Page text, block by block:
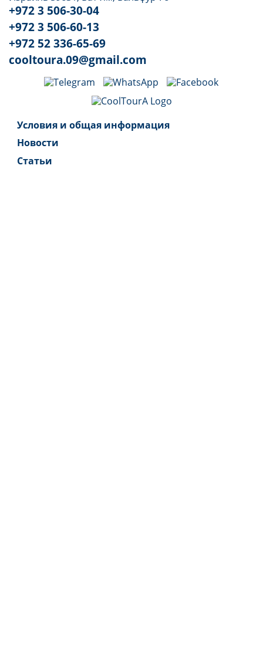
+972 3 506-30-04
+972 3 506-60-13
+972 52 336-65-69
cooltoura.09@gmail.com
Условия и общая информация
Новости
Статьи